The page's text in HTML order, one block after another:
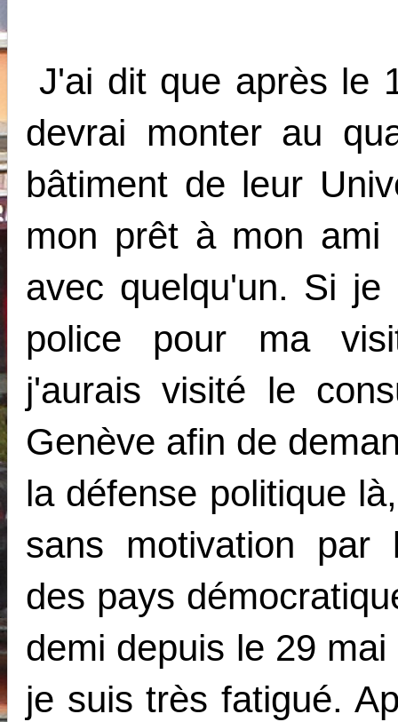
J'ai dit que après le
devrai monter au
bâtiment de leur
mon prêt à mon ami
avec quelqu'un. Si je
police pour ma
j'aurais visité le
Genève afin de
la défense politique
sans motivation par
des pays
demi depuis le 29
je suis très fatigué.